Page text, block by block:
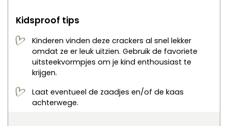
Kidsproof tips
Kinderen vinden deze crackers al snel lekker
omdat ze er leuk uitzien. Gebruik de favoriete
uitsteekvormpjes om je kind enthousiast te
krijgen.
Laat eventueel de zaadjes en/of de kaas
achterwege.